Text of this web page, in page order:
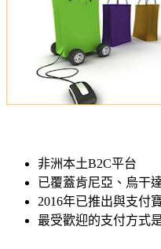
非洲本土B2C平台
已覆蓋肯尼亞、烏干
2016年已推出與支付
最受歡迎的支付方式